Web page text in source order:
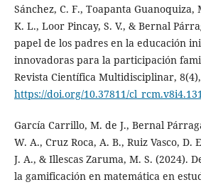
Sánchez, C. F., Toapanta Guanoquiza,
K. L., Loor Pincay, S. V., & Bernal
papel de los padres en la educación
innovadoras para la participación
Revista Científica Multidisciplinar, 8(4),
https://doi.org/10.37811/
García Carrillo, M. de J., Bernal
W. A., Cruz Roca, A. B., Ruiz Vasco, D.
J. A., & Illescas Zaruma, M. S. (2024).
la gamificación en matemática en